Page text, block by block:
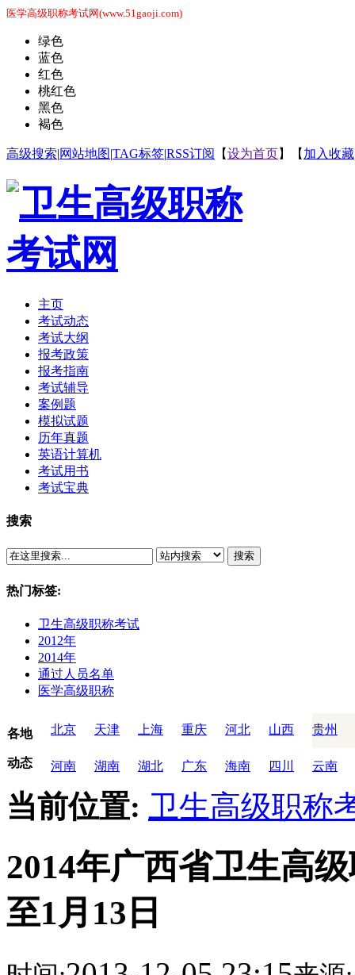
医学高级职称考试网(www.51gaoji.com)
绿色
蓝色
红色
桃红色
黑色
褐色
高级搜索|网站地图|TAG标签|RSS订阅 【设为首页】【 加入收藏
主页
考试动态
考试大纲
报考政策
报考指南
考试辅导
案例题
模拟试题
历年真题
英语计算机
考试用书
考试宝典
搜索
搜索
热门标签:
卫生高级职称考试
2012年
2014年
通过人员名单
医学高级职称
各地
动态
北京 天津 上海 重庆 河北 山西 贵州
河南 湖南 湖北 广东 海南 四川 云南
当前位置: 卫生高级职称
2014年广西省卫生高
至1月13日